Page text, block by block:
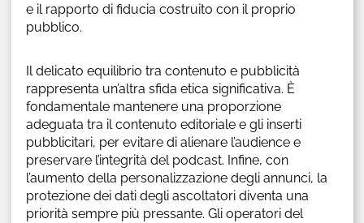
e il rapporto di fiducia costruito con il proprio
pubblico.
Il delicato equilibrio tra contenuto e pubblicità
rappresenta un’altra sfida etica significativa. È
fondamentale mantenere una proporzione
adeguata tra il contenuto editoriale e gli inserti
pubblicitari, per evitare di alienare l’audience e
preservare l’integrità del podcast. Infine, con
l’aumento della personalizzazione degli annunci, la
protezione dei dati degli ascoltatori diventa una
priorità sempre più pressante. Gli operatori del